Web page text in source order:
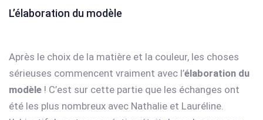
L’élaboration du modèle
Après le choix de la matière et la couleur, les choses
sérieuses commencent vraiment avec l’élaboration du
modèle ! C’est sur cette partie que les échanges ont
été les plus nombreux avec Nathalie et Lauréline.